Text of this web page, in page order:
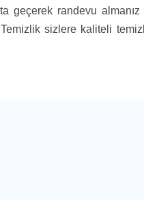
geçerek randevu
sizlere kaliteli